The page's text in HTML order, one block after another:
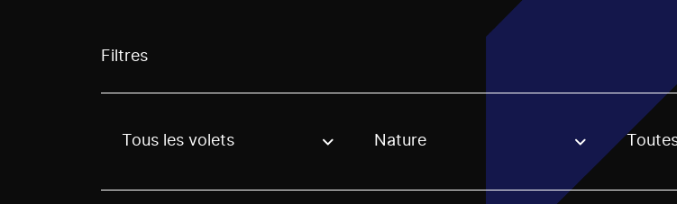
Filtres
Use these options to filter projects by topic, stream or regon. The filter will be
Tous les volets Nature